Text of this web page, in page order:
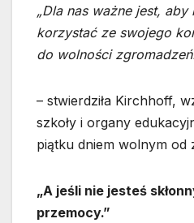
„Dla nas ważne jest,
korzystać ze swojego
do wolności
– stwierdziła Kirchhoff,
szkoły i organy
piątku dniem wolnym od
„A jeśli nie jesteś
przemocy.”